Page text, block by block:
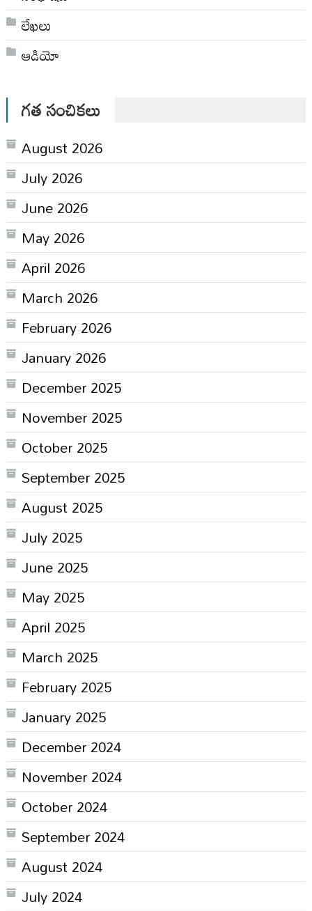
లేఖలు
ఆడియో
గత సంచికలు
August 2026
July 2026
June 2026
May 2026
April 2026
March 2026
February 2026
January 2026
December 2025
November 2025
October 2025
September 2025
August 2025
July 2025
June 2025
May 2025
April 2025
March 2025
February 2025
January 2025
December 2024
November 2024
October 2024
September 2024
August 2024
July 2024